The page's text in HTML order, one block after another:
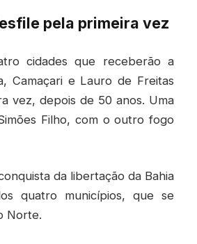
pela primeira vez
cidades que receberão a
Camaçari e Lauro de Freitas
vez, depois de 50 anos. Uma
Filho, com o outro fogo
da libertação da Bahia
quatro municípios, que se
Norte.